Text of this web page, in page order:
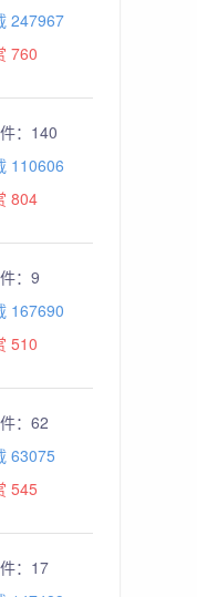
247967
760
： 140
110606
804
： 9
167690
510
： 62
63075
545
： 17